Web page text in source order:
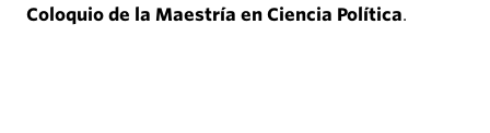
Coloquio de la Maestría en Ciencia Política.